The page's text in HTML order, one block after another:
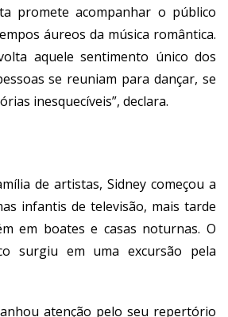
promete acompanhar o público
áureos da música romântica.
aquele sentimento único dos
se reuniam para dançar, se
inesquecíveis”, declara.
de artistas, Sidney começou a
infantis de televisão, mais tarde
em boates e casas noturnas. O
surgiu em uma excursão pela
atenção pelo seu repertório